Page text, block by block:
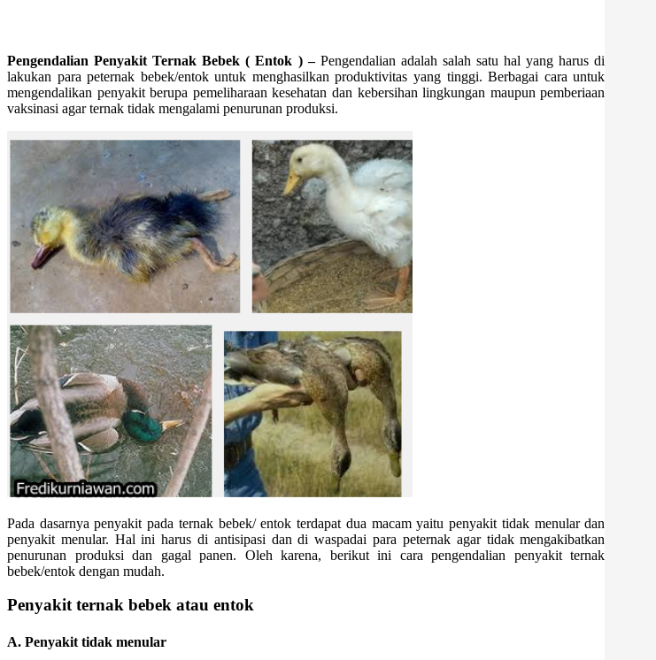
Pengendalian Penyakit Ternak Bebek ( Entok ) –Pengendalian adalah salah satu hal yang harus di
lakukan para peternak bebek/entok untuk menghasilkan produktivitas yang tinggi. Berbagai cara untuk
mengendalikan penyakit berupa pemeliharaan kesehatan dan kebersihan lingkungan maupun pemberiaan
vaksinasi agar ternak tidak mengalami penurunan produksi.
Pada dasarnya penyakit pada ternak bebek/ entok terdapat dua macam yaitu penyakit tidak menular dan
penyakit menular. Hal ini harus di antisipasi dan di waspadai para peternak agar tidak mengakibatkan
penurunan produksi dan gagal panen. Oleh karena, berikut ini cara pengendalian penyakit ternak
bebek/entok dengan mudah.
Penyakit ternak bebek atau entok
A. Penyakit tidak menular